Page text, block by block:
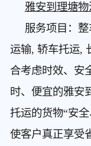
雅安到理塘
服务项目：整
运输, 轿车托运,
合考虑时效、安
时、便宜的雅安
托运的货物“安
使客户真正享受